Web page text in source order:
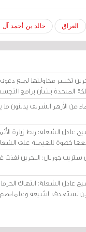
العراق خالد بن أحمد آل
تخسر محاولتها لمنع
المتحدة بشأن برامج
من الأزهر الشريف يدينون
عادل الشعلة: ربط زيارة
خطوة للهيمنة على
ستريت جورنال: البحرين نفذت
عادل الشعلة: انتهاك
تستهدف الشيعة وعلماءهم